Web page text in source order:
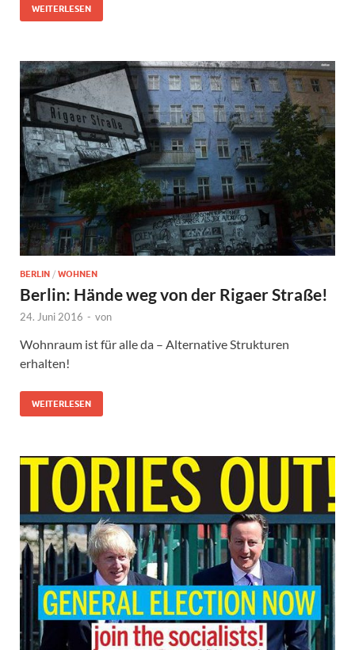
WEITERLESEN
BERLIN / WOHNEN
Berlin: Hände weg von der Rigaer Straße!
24. Juni 2016 - von
Wohnraum ist für alle da – Alternative Strukturen
erhalten!
WEITERLESEN